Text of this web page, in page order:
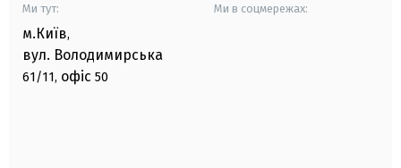
Ми тут:
м.Київ,
вул. Володимирська
61/11, офіс 50
Ми в соцмережах: